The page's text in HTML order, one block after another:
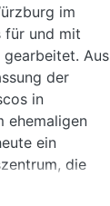
im
für und mit
gearbeitet. Aus
der
in
ehemaligen
ein
die